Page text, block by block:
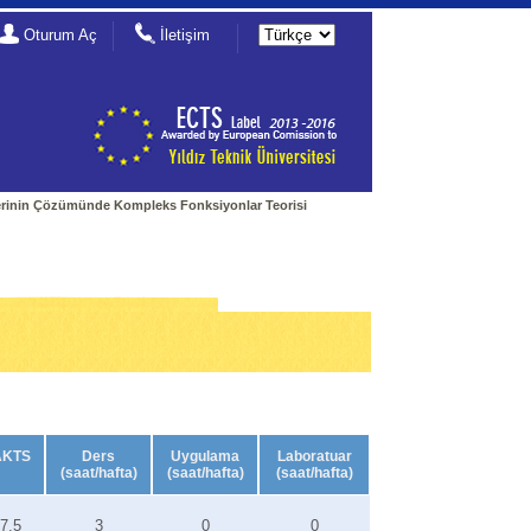
Oturum Aç İletişim
Çözümünde Kompleks Fonksiyonlar Teorisi
Ders
(saat/hafta)
Uygulama
(saat/hafta)
Laboratuar
(saat/hafta)
7.5 3 0 0